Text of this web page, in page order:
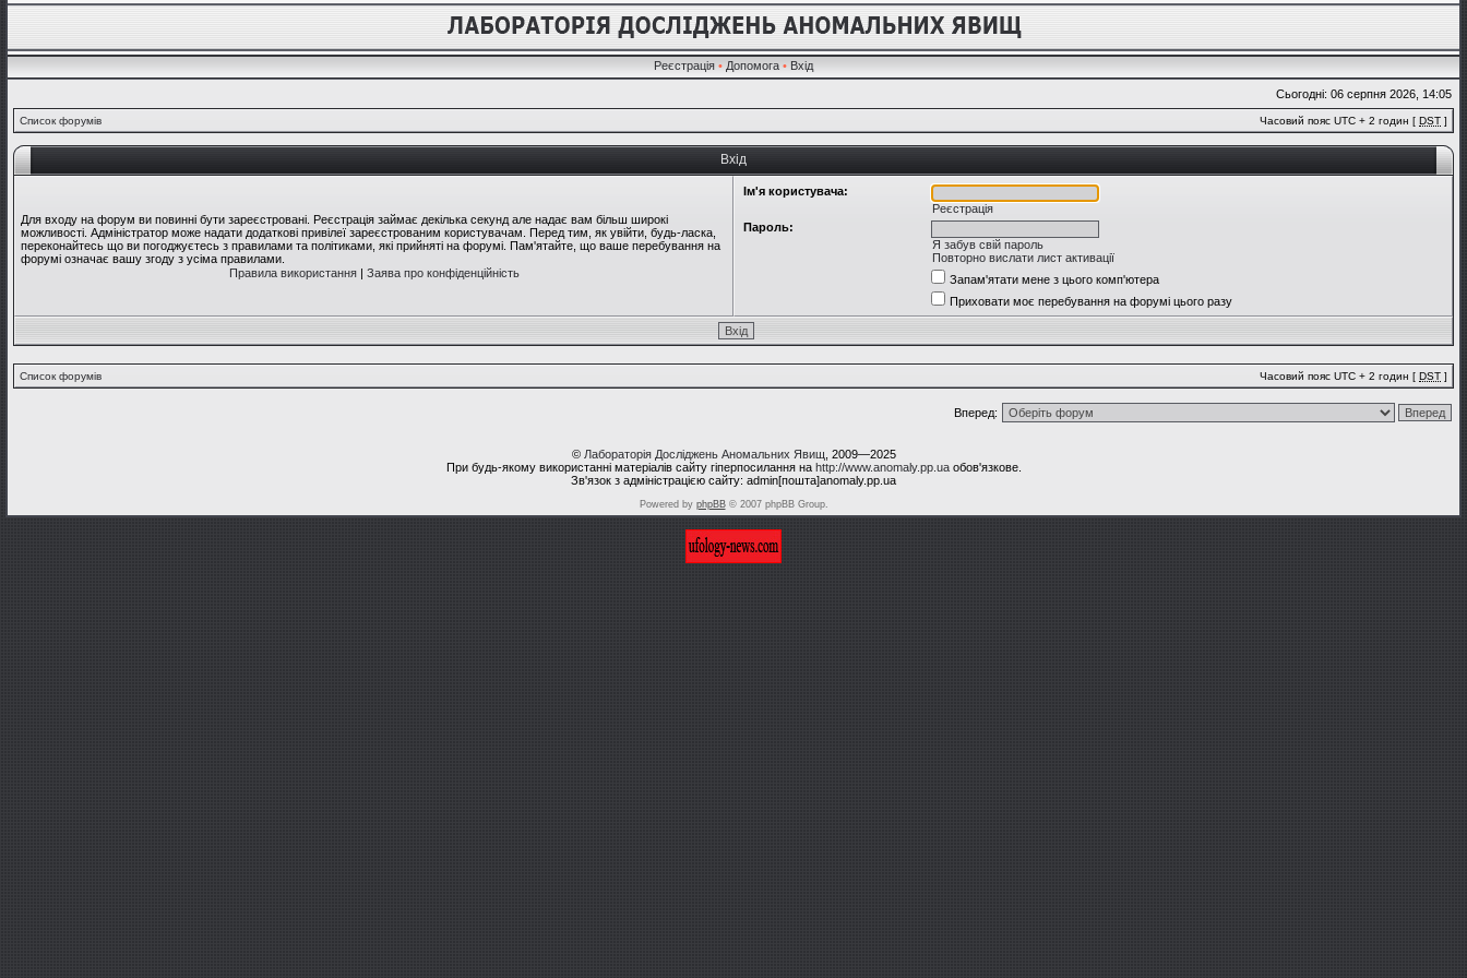
Реєстрація • Допомога • Вхід
Сьогодні: 06 серпня 2026, 14:05
Список форумів Часовий пояс UTC + 2 годин [ DST ]
Вхід
Для входу на форум ви повинні бути зареєстровані. Реєстрація займає декілька секунд але надає вам більш широкі
можливості. Адміністратор може надати додаткові привілеї зареєстрованим користувачам. Перед тим, як увійти, будь-ласка,
переконайтесь що ви погоджуєтесь з правилами та політиками, які прийняті на форумі. Пам'ятайте, що ваше перебування на
форумі означає вашу згоду з усіма правилами.
Правила використання| Заява про конфіденційність
Ім'я користувача:
Реєстрація
Пароль:
Я забув свій пароль
Повторно вислати лист активації
Запам'ятати мене з цього комп'ютера
Приховати моє перебування на форумі цього разу
Список форумів Часовий пояс UTC + 2 годин [ DST ]
Вперед:
© Лабораторія Досліджень Аномальних Явищ , 2009—2025
При будь-якому використанні матеріалів сайту гіперпосилання на http://www.anomaly.pp.uaобов'язкове.
Зв'язок з адміністрацією сайту: admin[пошта]anomaly.pp.ua
Powered by phpBB© 2007 phpBB Group.